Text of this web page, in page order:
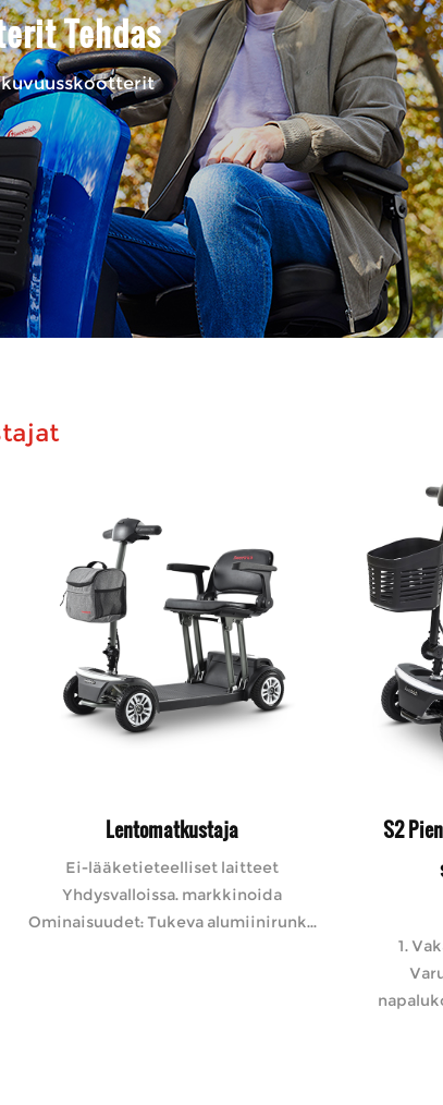
Tehdas
Lentomatkustaja
Ei-lääketieteelliset laitteet
Yhdysvalloissa. markkinoida
Ominaisuudet: Tukeva alumiinirunk...
S2
1.